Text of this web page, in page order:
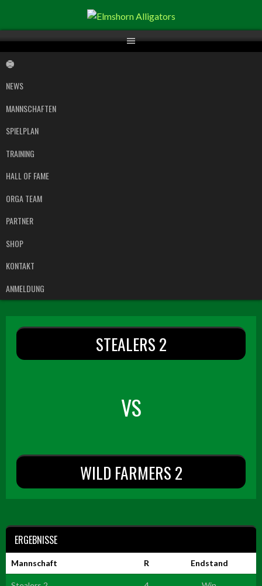
Inhalt
NEWS
MANNSCHAFTEN
SPIELPLAN
TRAINING
HALL OF FAME
ORGA TEAM
PARTNER
SHOP
KONTAKT
ANMELDUNG
STEALERS 2
VS
WILD FARMERS 2
ERGEBNISSE
Mannschaft R Endstand